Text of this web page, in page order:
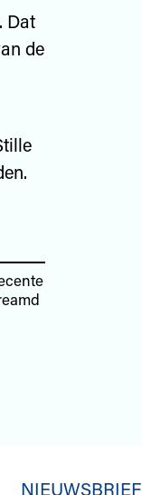
Dat
de
NIEUWSBRIEF